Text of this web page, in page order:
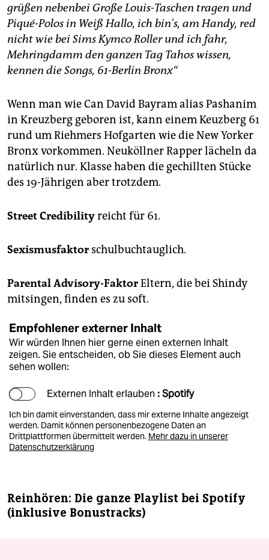
grüßen nebenbei Große Louis-Taschen tragen und
Piqué-Polos in Weiß Hallo, ich bin's, am Handy, red
nicht wie bei Sims Kymco Roller und ich fahr,
Mehringdamm den ganzen Tag Tahos wissen,
kennen die Songs, 61-Berlin Bronx“
Wenn man wie Can David Bayram alias Pashanim
in Kreuzberg geboren ist, kann einem Keuzberg 61
rund um Riehmers Hofgarten wie die New Yorker
Bronx vorkommen. Neuköllner Rapper lächeln da
natürlich nur. Klasse haben die gechillten Stücke
des 19-Jährigen aber trotzdem.
Street Credibilityreicht für 61.
Sexismusfaktor schulbuch­taug­­lich.
Parental Advisory-FaktorEltern, die bei Shindy
mitsingen, finden es zu soft.
Empfohlener externer Inhalt
Wir würden Ihnen hier gerne einen externen Inhalt
zeigen. Sie entscheiden, ob Sie dieses Element auch
sehen wollen:
Externen Inhalt erlauben : Spotify
Ich bin damit einverstanden, dass mir externe Inhalte angezeigt
werden. Damit können personenbezogene Daten an
Drittplattformen übermittelt werden. Mehr dazu in unserer
Datenschutzerklärung
Reinhören: Die ganze Playlist bei Spotify
(inklusive Bonustracks)